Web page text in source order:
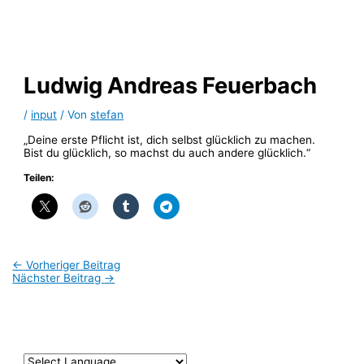
Ludwig Andreas Feuerbach
/ input / Vonstefan
„Deine erste Pflicht ist, dich selbst glücklich zu machen.
Bist du glücklich, so machst du auch andere glücklich.“
Teilen:
← Vorheriger Beitrag
Nächster Beitrag →